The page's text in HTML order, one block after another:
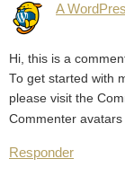
A
Hi, this is a
To get started with
please visit the
Commenter
Responder